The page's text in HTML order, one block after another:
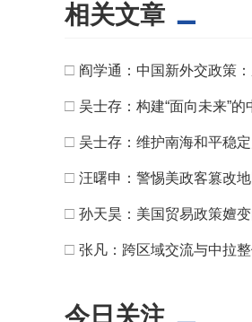
相关文章
□ 阎学通：中国新外交政策
□ 吴士存：构建“面向未来”的
□ 吴士存：维护南海和平稳
□ 汪曙申：警惕美政客篡改地
□ 孙天昊：美国贸易政策嬗
□ 张凡：跨区域交流与中拉
今日关注